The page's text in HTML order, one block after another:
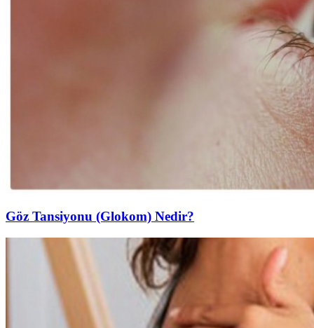
Göz Tansiyonu (Glokom) Nedir?